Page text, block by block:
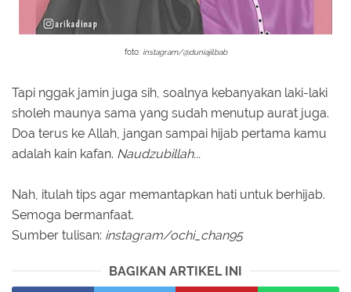
foto: instagram/@duniajilbab
Tapi nggak jamin juga sih, soalnya kebanyakan laki-laki
sholeh maunya sama yang sudah menutup aurat juga.
Doa terus ke Allah, jangan sampai hijab pertama kamu
adalah kain kafan. Naudzubillah...
Nah, itulah tips agar memantapkan hati untuk berhijab.
Semoga bermanfaat.
Sumber tulisan: instagram/ochi_chan95
BAGIKAN ARTIKEL INI